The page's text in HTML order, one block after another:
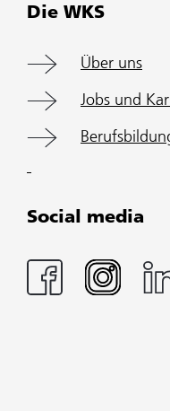
Die WKS
Über uns
Jobs und
Social media